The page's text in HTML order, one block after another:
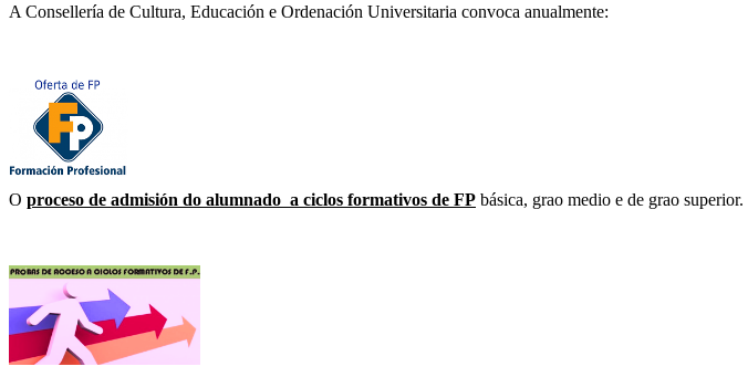
A Consellería de Cultura, Educación e Ordenación Universitaria convoca anualmente:
O proceso de admisión do alumnado a ciclos formativos de FP básica, grao medio e de grao superior.